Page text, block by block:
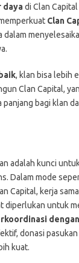
dayadi Clan
Clan
dalam
, klan bisa lebih
Clan Capital,
panjang bagi klan
adalah kunci
Dalam mode
Capital, kerja
diperlukan untuk
donasi
kuat.